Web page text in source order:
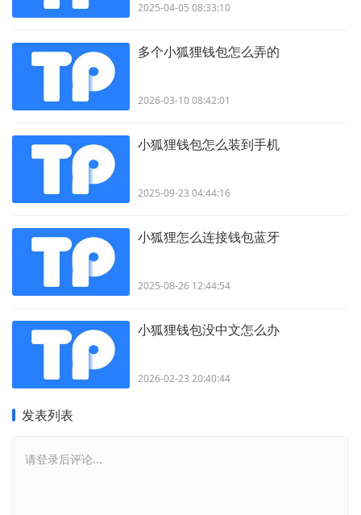
2025-04-05 08:33:10
多个小狐狸钱包怎么弄的
2026-03-10 08:42:01
小狐狸钱包怎么装到手机
2025-09-23 04:44:16
小狐狸怎么连接钱包蓝牙
2025-08-26 12:44:54
小狐狸钱包没中文怎么办
2026-02-23 20:40:44
发表列表
请登录后评论...